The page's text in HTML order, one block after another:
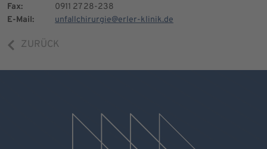
Fax:
0911 27 28-238
E-Mail:
unfallchirurgie@erler-klinik.de
ZURÜCK